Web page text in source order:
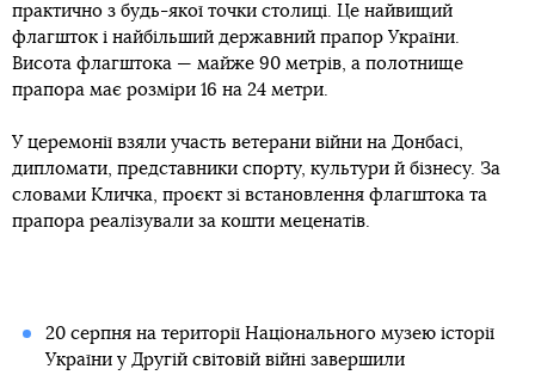
практично з будь-якої точки столиці. Це найвищий
флагшток і найбільший державний прапор України.
Висота флагштока — майже 90 метрів, а полотнище
прапора має розміри 16 на 24 метри.
У церемонії взяли участь ветерани війни на Донбасі,
дипломати, представники спорту, культури й бізнесу. За
словами Кличка, проєкт зі встановлення флагштока та
прапора реалізували за кошти меценатів.
20 серпня на території Національного музею історії
України у Другій світовій війні завершили